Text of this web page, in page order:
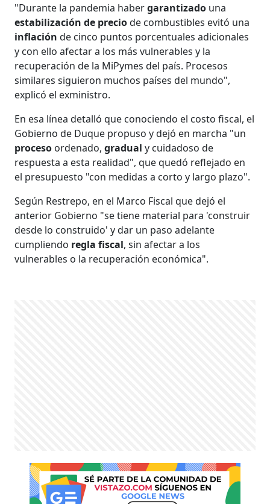
"Durante la pandemia habergarantizado una
estabilización de preciode combustibles evitó una
inflaciónde cinco puntos porcentuales adicionales
y con ello afectar a los más vulnerables y la
recuperación de la MiPymes del país. Procesos
similares siguieron muchos países del mundo",
explicó el exministro.
En esa línea detalló que conociendo el costo fiscal, el
Gobierno de Duque propuso y dejó en marcha "un
proceso ordenado,gradualy cuidadoso de
respuesta a esta realidad", que quedó reflejado en
el presupuesto "con medidas a corto y largo plazo".
Según Restrepo, en el Marco Fiscal que dejó el
anterior Gobierno "se tiene material para 'construir
desde lo construido' y dar un paso adelante
cumpliendo regla fiscal, sin afectar a los
vulnerables o la recuperación económica".